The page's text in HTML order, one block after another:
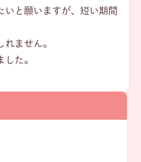
いと願いますが、短い期間
ません。
た。